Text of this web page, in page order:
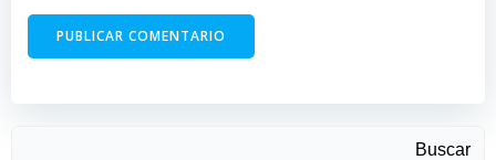
Buscar